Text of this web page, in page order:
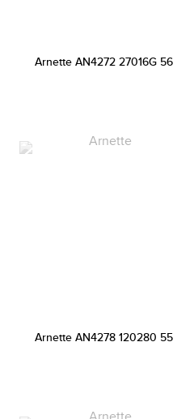
Arnette AN4272 27016G 56
Arnette AN4278 120280 55